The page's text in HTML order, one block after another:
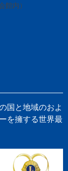
内）
国と地域のおよ
を擁する世界最